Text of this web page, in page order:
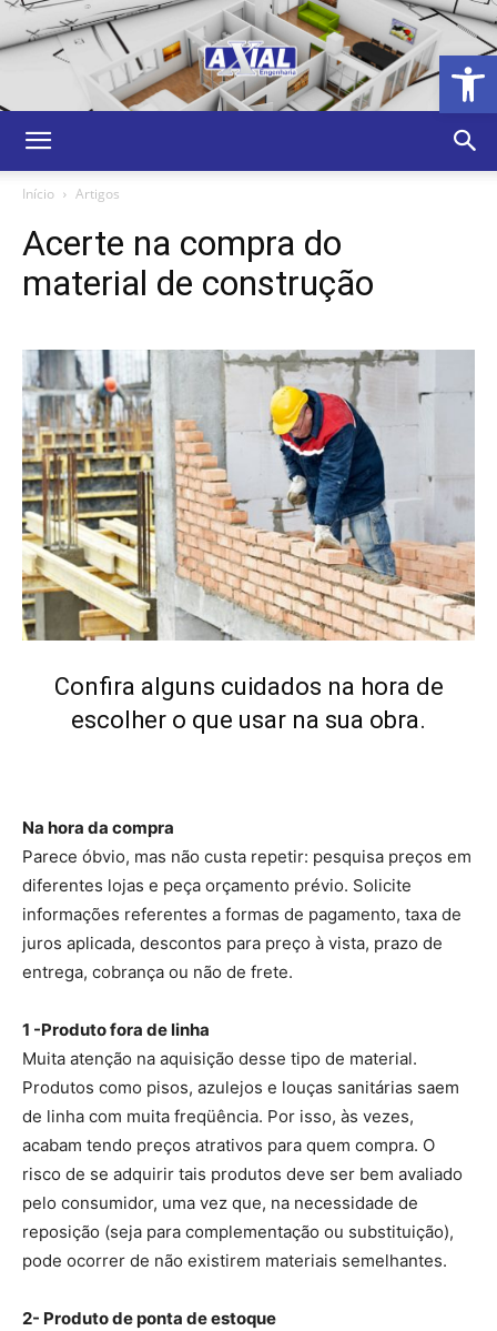
Abrir
Engenharia,
Projetos
Construções
Início Artigos
Acerte na compra do
material de construção
Confira alguns cuidados na hora de
escolher o que usar na sua obra.
Na hora da compra
Parece óbvio, mas não custa repetir: pesquisa preços em
diferentes lojas e peça orçamento prévio. Solicite
informações referentes a formas de pagamento, taxa de
juros aplicada, descontos para preço à vista, prazo de
entrega, cobrança ou não de frete.
1 -Produto fora de linha
Muita atenção na aquisição desse tipo de material.
Produtos como pisos, azulejos e louças sanitárias saem
de linha com muita freqüência. Por isso, às vezes,
acabam tendo preços atrativos para quem compra. O
risco de se adquirir tais produtos deve ser bem avaliado
pelo consumidor, uma vez que, na necessidade de
reposição (seja para complementação ou substituição),
pode ocorrer de não existirem materiais semelhantes.
2- Produto de ponta de estoque